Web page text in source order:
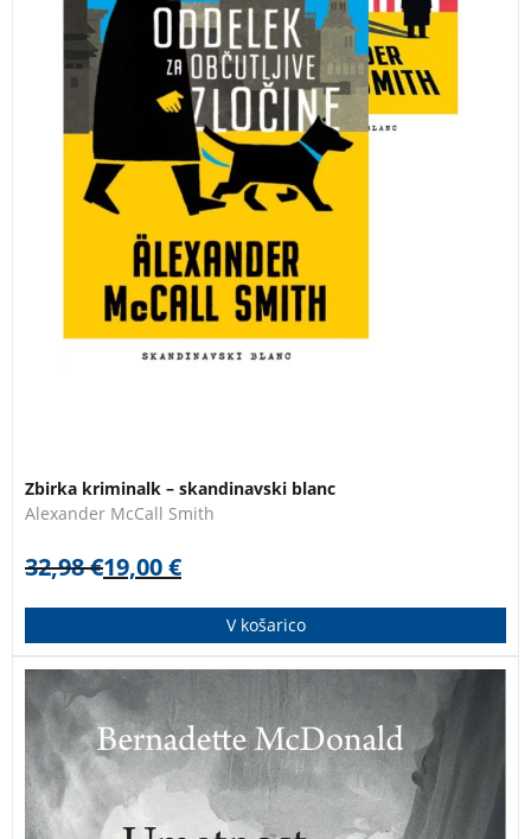
Zbirka kriminalk – skandinavski blanc
Alexander McCall Smith
32,98€19,00€
V košarico
Poglobljena in napeta biografija enega najbolj
cenjenih, kompleksnih in nedostopnih alpinistov na
svetu.Voytek Kurtyka– UMETNOST SVOBODE
Dragulj gorniške literature. – Steve House
alpinist in avtor knjige Onkraj gore